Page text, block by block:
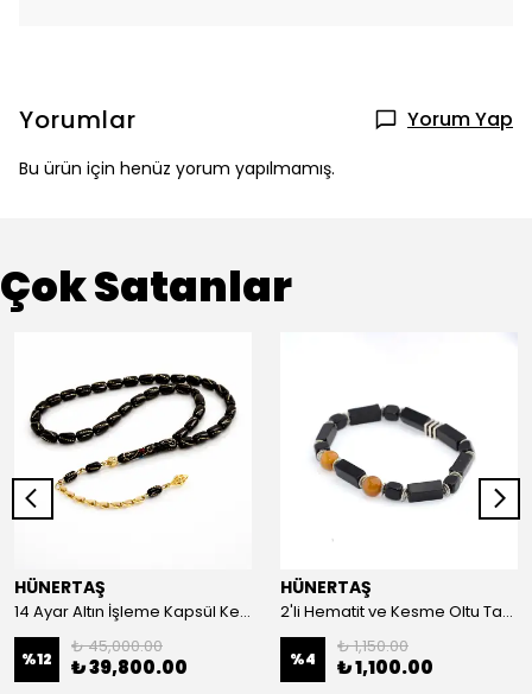
Yorumlar Yorum Yap
Bu ürün için henüz yorum yapılmamış.
Çok Satanlar
HÜNERTAŞ
14 Ayar Altın İşleme Kapsül Kesim Oltu Taşı Tespih
%12
₺ 45,000.00
₺ 39,800.00
HÜNERTAŞ
2'li Hematit ve Kesme Oltu Taşı Bileklik
%4
₺ 1,150.00
₺ 1,100.00